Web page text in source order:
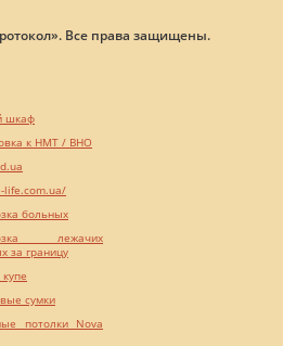
Все права защищены.
шкаф
к НМТ / ВНО
life.com.ua/
больных
лежачих
за границу
сумки
потолки Nova